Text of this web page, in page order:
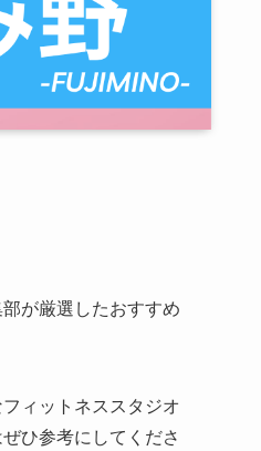
が厳選したおすすめ
ィットネススタジオ
ひ参考にしてくださ